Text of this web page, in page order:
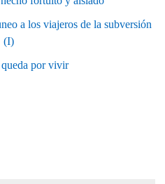
a los viajeros de la subversión
(I)
por vivir